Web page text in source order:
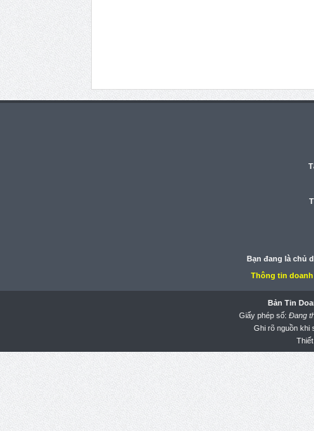
Bạn đang là chủ
Thông tin
Bản Tin
Giấy phép số: Đang
Ghi rõ nguồn khi